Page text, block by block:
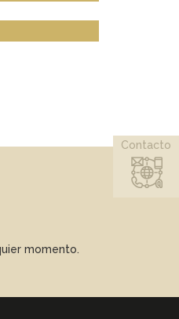
momento.
Contacto